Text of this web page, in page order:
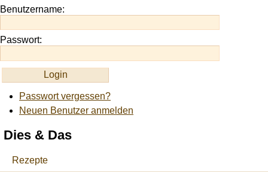
Benutzername:
Passwort:
Passwort vergessen?
Neuen Benutzer anmelden
Dies & Das
Rezepte